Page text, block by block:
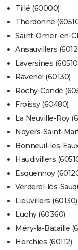
Tillé (60000)
Therdonne
Saint-Omer-en-
Ansauvillers
Laversines
Ravenel (60130)
Rochy-Condé
Froissy (60480)
La Neuville-Roy
Noyers-Saint-
Bonneuil-les-
Haudivillers
Esquennoy
Verderel-lès-
Lieuvillers (60130)
Luchy (60360)
Méry-la-Bataille
Herchies (60112)